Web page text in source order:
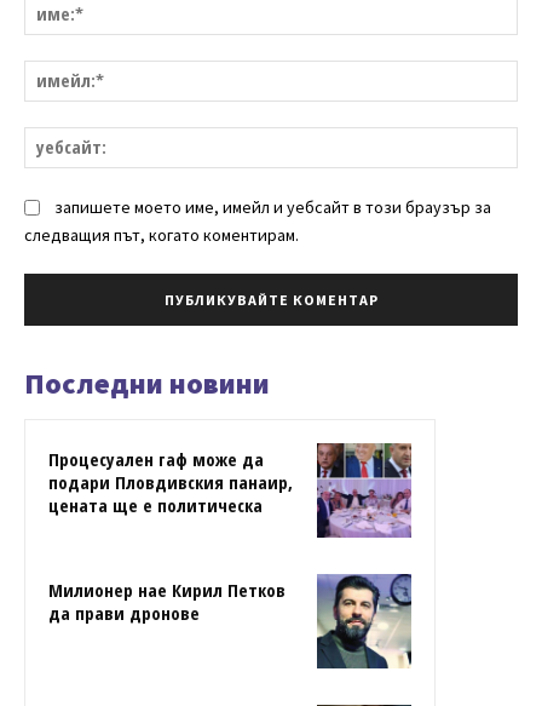
запишете моето име, имейл и уебсайт в този браузър за
следващия път, когато коментирам.
Последни новини
Процесуален гаф може да
подари Пловдивския панаир,
цената ще е политическа
Милионер нае Кирил Петков
да прави дронове